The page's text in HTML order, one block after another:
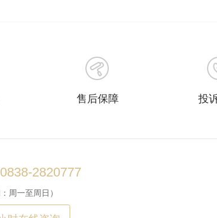
售后保障 投
2820777
周一至周日）